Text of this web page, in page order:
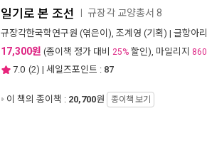
일기로 본 조선 규장각 교양총서 8
규장각한국학연구원 (엮은이), 조계영 (기획) | 글항아리
17,300원 (종이책 정가 대비 25% 할인), 마일리지 860
7.0 (2) | 세일즈포인트 : 87
이 책의 종이책 : 20,700원 종이책 보기